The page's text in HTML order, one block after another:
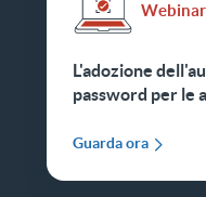
L'adozione
password per le
Guarda ora